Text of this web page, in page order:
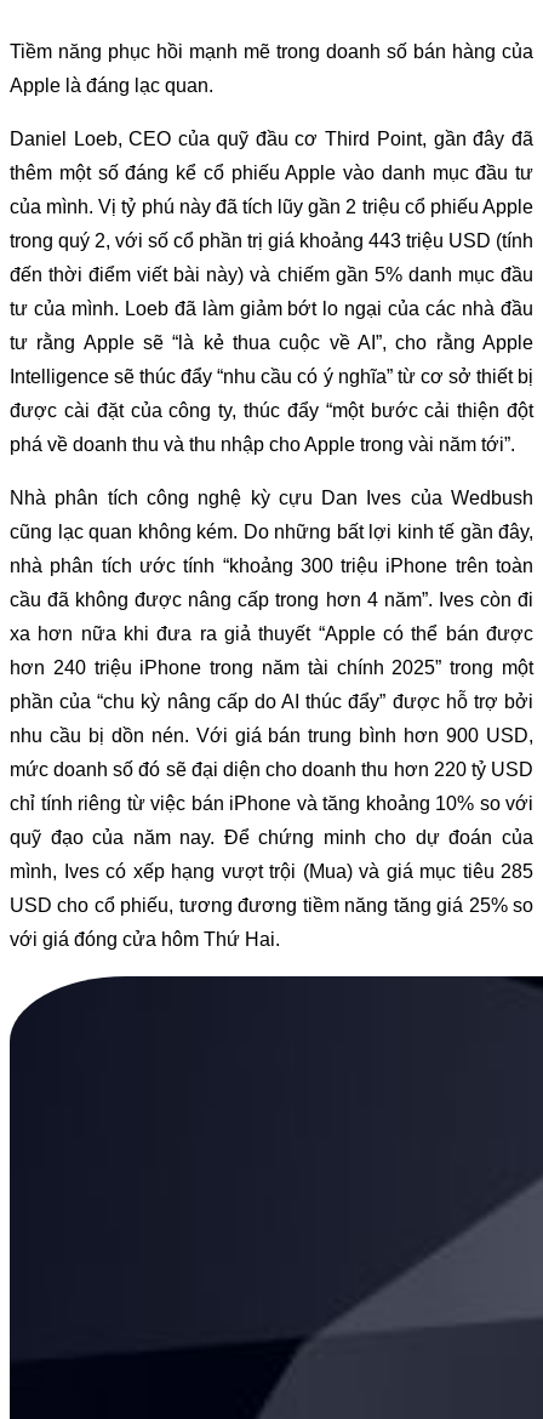
Tiềm năng phục hồi mạnh mẽ trong doanh số bán hàng của
Apple là đáng lạc quan.
Daniel Loeb, CEO của quỹ đầu cơ Third Point, gần đây đã
thêm một số đáng kể cổ phiếu Apple vào danh mục đầu tư
của mình. Vị tỷ phú này đã tích lũy gần 2 triệu cổ phiếu Apple
trong quý 2, với số cổ phần trị giá khoảng 443 triệu USD (tính
đến thời điểm viết bài này) và chiếm gần 5% danh mục đầu
tư của mình. Loeb đã làm giảm bớt lo ngại của các nhà đầu
tư rằng Apple sẽ “là kẻ thua cuộc về AI”, cho rằng Apple
Intelligence sẽ thúc đẩy “nhu cầu có ý nghĩa” từ cơ sở thiết bị
được cài đặt của công ty, thúc đẩy “một bước cải thiện đột
phá về doanh thu và thu nhập cho Apple trong vài năm tới”.
Nhà phân tích công nghệ kỳ cựu Dan Ives của Wedbush
cũng lạc quan không kém. Do những bất lợi kinh tế gần đây,
nhà phân tích ước tính “khoảng 300 triệu iPhone trên toàn
cầu đã không được nâng cấp trong hơn 4 năm”. Ives còn đi
xa hơn nữa khi đưa ra giả thuyết “Apple có thể bán được
hơn 240 triệu iPhone trong năm tài chính 2025” trong một
phần của “chu kỳ nâng cấp do AI thúc đẩy” được hỗ trợ bởi
nhu cầu bị dồn nén. Với giá bán trung bình hơn 900 USD,
mức doanh số đó sẽ đại diện cho doanh thu hơn 220 tỷ USD
chỉ tính riêng từ việc bán iPhone và tăng khoảng 10% so với
quỹ đạo của năm nay. Để chứng minh cho dự đoán của
mình, Ives có xếp hạng vượt trội (Mua) và giá mục tiêu 285
USD cho cổ phiếu, tương đương tiềm năng tăng giá 25% so
với giá đóng cửa hôm Thứ Hai.